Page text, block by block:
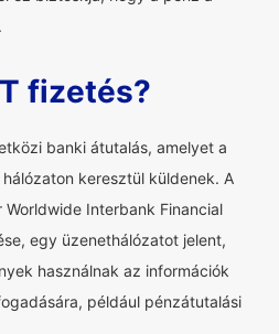
fizetés?
banki átutalás, amelyet a
keresztül küldenek. A
Worldwide Interbank Financial
egy üzenethálózatot jelent,
használnak az információk
például pénzátutalási